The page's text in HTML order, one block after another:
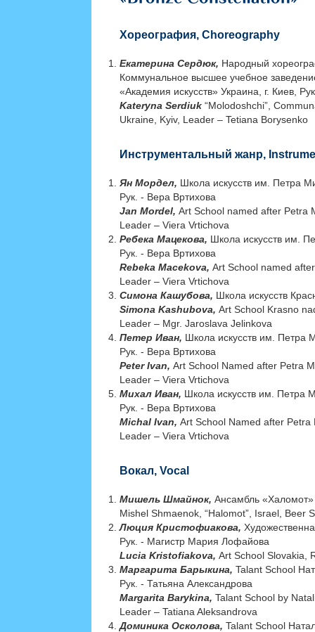
Хореография, Choreography
Екатерина Сердюк, Народный
Коммунальное высшее учебное
«Академия искусств» Украина, г. Киев,
Kateryna Serdiuk “Molodoshchi”,
Ukraine, Kyiv, Leader – Tetiana Borysenko
Инструментальный жанр,
Ян Мордел, Школа искусств им. Петра
Рук. - Вера Вртихова
Jan Mordel, Art School named after Petra
Leader – Viera Vrtichova
Ребека Мацекова, Школа искусств им.
Рук. - Вера Вртихова
Rebeka Macekova, Art School named
Leader – Viera Vrtichova
Симона Кашубова, Школа искусств
Simona Kashubova, Art School Krasno
Leader – Mgr. Jaroslava Jelinkova
Петер Иван, Школа искусств им. Петра
Рук. - Вера Вртихова
Peter Ivan, Art School Named after Petra
Leader – Viera Vrtichova
Mихал Иван, Школа искусств им. Петра
Рук. - Вера Вртихова
Michal Ivan, Art School Named after
Leader – Viera Vrtichova
Вокал, Vocal
Мишель Шмайнок, Aнсамбль
Mishel Shmaenok, “Halomot”, Israel, Beer
Люция Кристофиакова,
Рук. - Магистр Мария Лофайова
Lucia Kristofiakova, Art School Slovakia,
Маргарита Барыкина, Talant School
Рук. - Татьяна Александрова
Margarita Barykina, Talant School by
Leader – Tatiana Aleksandrova
Доминика Осколова, Talant School